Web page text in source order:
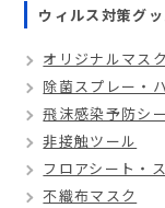
ウィルス対策グ
オリジナルマスク
除菌スプレー・
飛沫感染予防シ
非接触ツール
フロアシート・
不織布マスク